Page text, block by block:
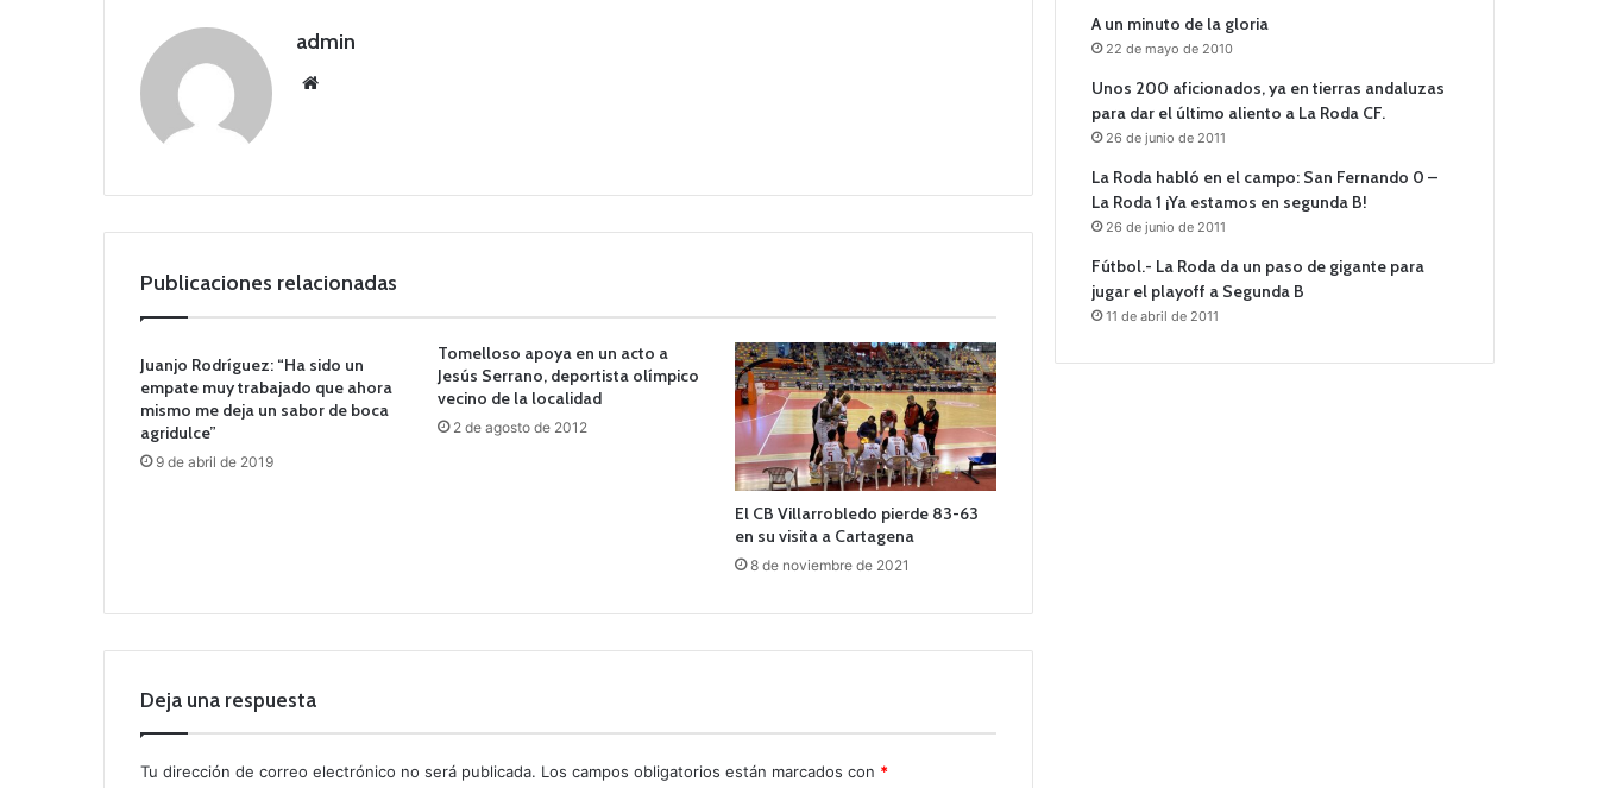
admin
Publicaciones relacionadas
Juanjo Rodríguez: “Ha sido un
empate muy trabajado que ahora
mismo me deja un sabor de boca
agridulce”
9 de abril de 2019
Tomelloso apoya en un acto a
Jesús Serrano, deportista olímpico
vecino de la localidad
2 de agosto de 2012
El CB Villarrobledo pierde 83-63
en su visita a Cartagena
8 de noviembre de 2021
Deja una respuesta
Tu dirección de correo electrónico no será publicada. Los campos obligatorios están marcados con *
A un minuto de la gloria
22 de mayo de 2010
Unos 200 aficionados, ya en tierras andaluzas
para dar el último aliento a La Roda CF.
26 de junio de 2011
La Roda habló en el campo: San Fernando 0 –
La Roda 1 ¡Ya estamos en segunda B!
26 de junio de 2011
Fútbol.- La Roda da un paso de gigante para
jugar el playoff a Segunda B
11 de abril de 2011